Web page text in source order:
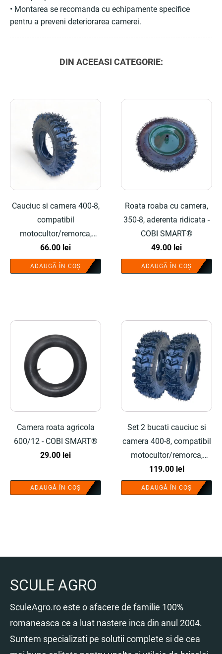
• Montarea se recomanda cu echipamente specifice
pentru a preveni deteriorarea camerei.
DIN ACEEASI CATEGORIE:
Cauciuc si camera 400-8,
compatibil
motocultor/remorca,
profil agricol profesional -
COBI SMART®
66.00 lei
ADAUGĂ ÎN COȘ
Roata roaba cu camera,
350-8, aderenta ridicata -
COBI SMART®
49.00 lei
ADAUGĂ ÎN COȘ
Camera roata agricola
600/12 - COBI SMART®
29.00 lei
ADAUGĂ ÎN COȘ
Set 2 bucati cauciuc si
camera 400-8, compatibil
motocultor/remorca,
profil agricol profesional -
COBI SMART®
119.00 lei
ADAUGĂ ÎN COȘ
SCULE AGRO
SculeAgro.ro este o afacere de familie 100%
romaneasca ce a luat nastere inca din anul 2004.
Suntem specializati pe solutii complete si de cea